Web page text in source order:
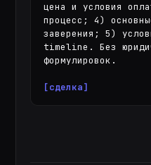
цена и условия
процесс; 4)
заверения; 5)
timeline. Без
формулировок.
[сделка]